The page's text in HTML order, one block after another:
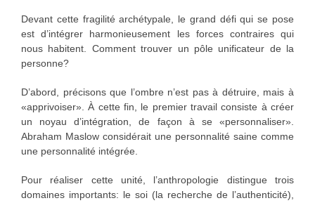
Devant cette fragilité archétypale, le grand défi qui se pose
est d’intégrer harmonieusement les forces contraires qui
nous habitent. Comment trouver un pôle unificateur de la
personne?
D’abord, précisons que l’ombre n’est pas à détruire, mais à
«apprivoiser». À cette fin, le premier travail consiste à créer
un noyau d’intégration, de façon à se «personnaliser».
Abraham Maslow considérait une personnalité saine comme
une personnalité intégrée.
Pour réaliser cette unité, l’anthropologie distingue trois
domaines importants: le soi (la recherche de l’authenticité),